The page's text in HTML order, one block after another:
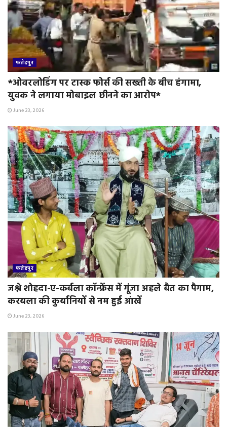
फतेहपुर
*ओवरलोडिंग पर टास्क फोर्स की सख्ती के बीच हंगामा,
युवक ने लगाया मोबाइल छीनने का आरोप*
June 23, 2026
फतेहपुर
जश्ने शोहदा-ए-कर्बला कॉन्फ्रेंस में गूंजा अहले बैत का पैगाम,
करबला की कुर्बानियों से नम हुई आंखें
June 23, 2026